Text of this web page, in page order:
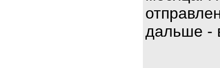
дальше -